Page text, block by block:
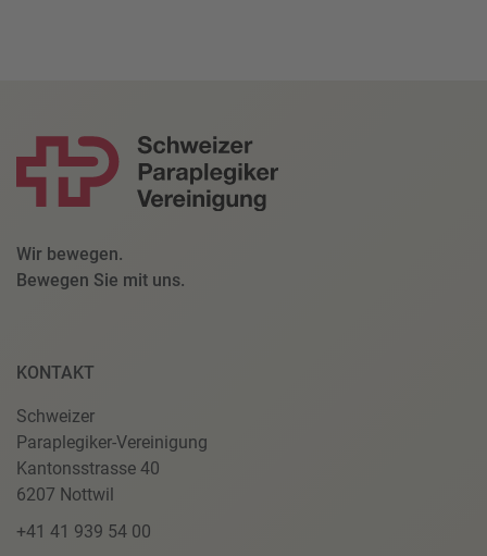
Wir bewegen.
Bewegen Sie mit uns.
KONTAKT
Schweizer
Paraplegiker-Vereinigung
Kantonsstrasse 40
6207 Nottwil
+41 41 939 54 00